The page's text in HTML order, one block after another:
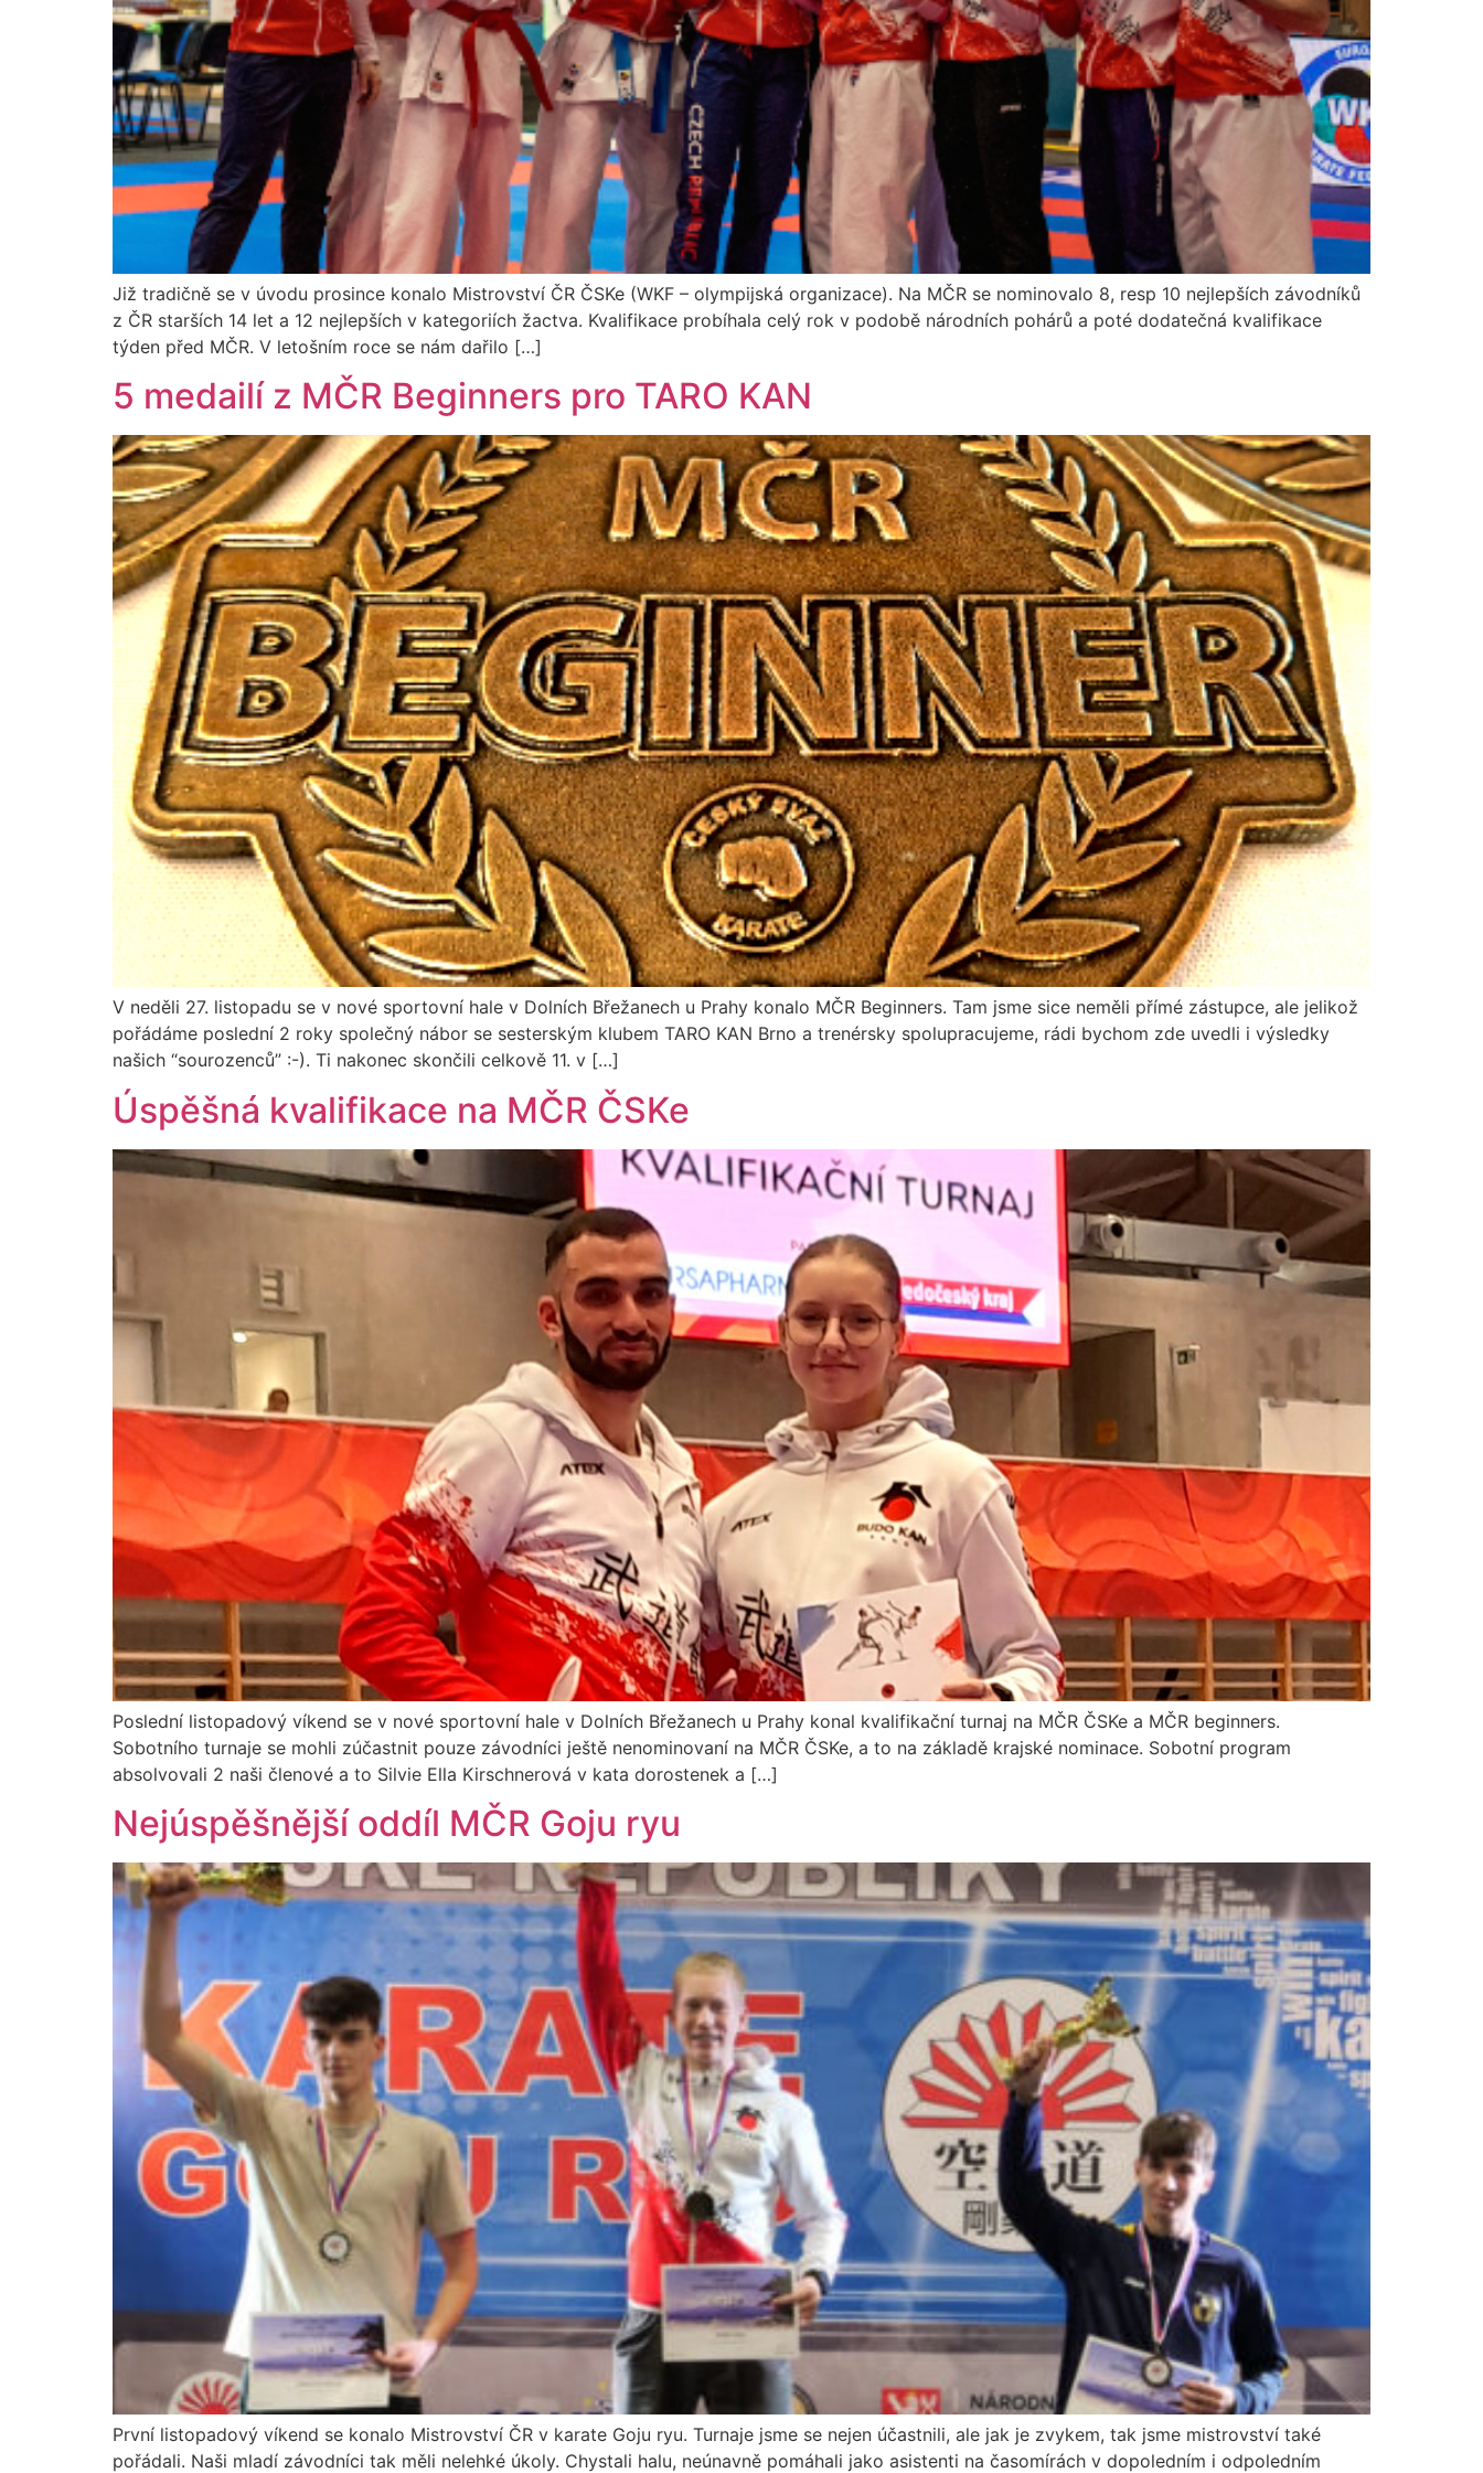
Již tradičně se v úvodu prosince konalo Mistrovství ČR ČSKe (WKF – olympijská organizace). Na MČR se nominovalo 8, resp 10 nejlepších závodníků
z ČR starších 14 let a 12 nejlepších v kategoriích žactva. Kvalifikace probíhala celý rok v podobě národních pohárů a poté dodatečná kvalifikace
týden před MČR. V letošním roce se nám dařilo […]
5 medailí z MČR Beginners pro TARO KAN
V neděli 27. listopadu se v nové sportovní hale v Dolních Břežanech u Prahy konalo MČR Beginners. Tam jsme sice neměli přímé zástupce, ale jelikož
pořádáme poslední 2 roky společný nábor se sesterským klubem TARO KAN Brno a trenérsky spolupracujeme, rádi bychom zde uvedli i výsledky
našich “sourozenců” :-). Ti nakonec skončili celkově 11. v […]
Úspěšná kvalifikace na MČR ČSKe
Poslední listopadový víkend se v nové sportovní hale v Dolních Břežanech u Prahy konal kvalifikační turnaj na MČR ČSKe a MČR beginners.
Sobotního turnaje se mohli zúčastnit pouze závodníci ještě nenominovaní na MČR ČSKe, a to na základě krajské nominace. Sobotní program
absolvovali 2 naši členové a to Silvie Ella Kirschnerová v kata dorostenek a […]
Nejúspěšnější oddíl MČR Goju ryu
První listopadový víkend se konalo Mistrovství ČR v karate Goju ryu. Turnaje jsme se nejen účastnili, ale jak je zvykem, tak jsme mistrovství také
pořádali. Naši mladí závodníci tak měli nelehké úkoly. Chystali halu, neúnavně pomáhali jako asistenti na časomírách v dopoledním i odpoledním